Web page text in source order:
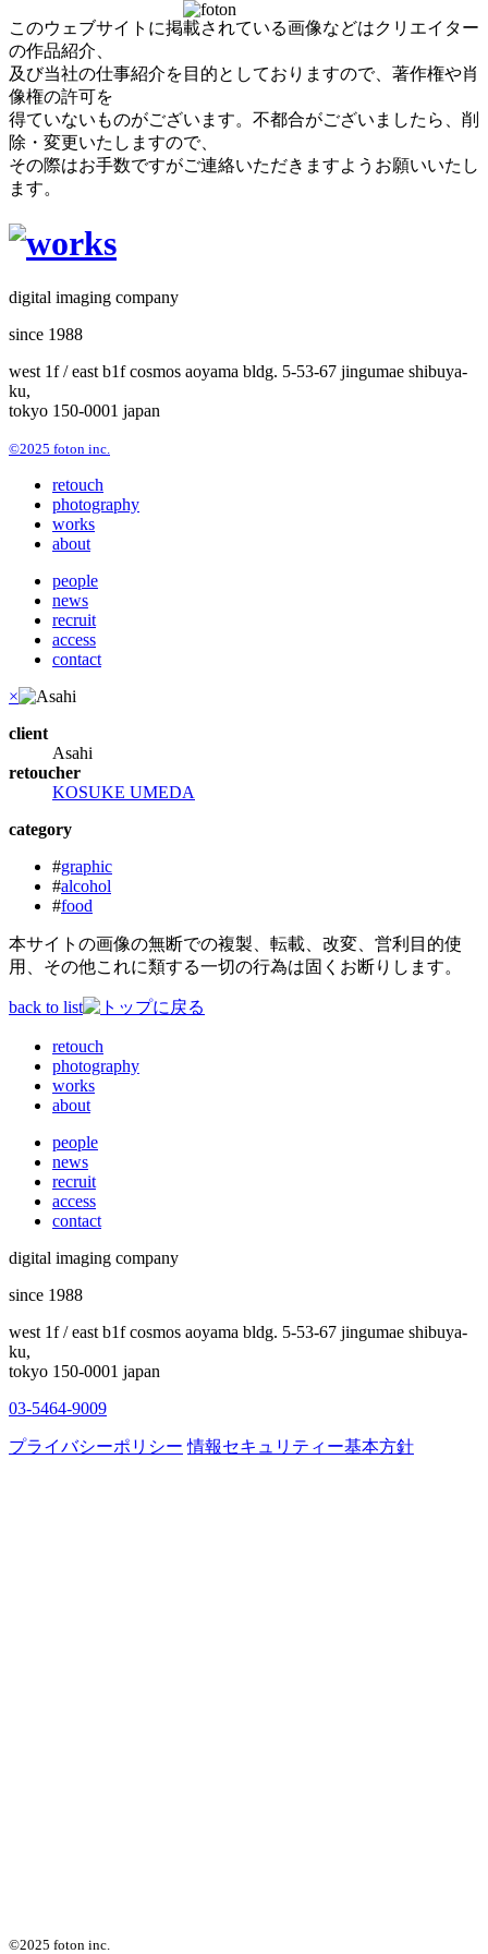
このウェブサイトに掲載されている画像などはクリエイター
の作品紹介、
及び当社の仕事紹介を目的としておりますので、著作権や肖
像権の許可を
得ていないものがございます。不都合がございましたら、削
除・変更いたしますので、
その際はお手数ですがご連絡いただきますようお願いいたし
ます。
digital imaging company
since 1988
west 1f / east b1f cosmos aoyama bldg. 5-53-67 jingumae shibuya-
ku,
tokyo 150-0001 japan
©2025 foton inc.
retouch
photography
works
about
people
news
recruit
access
contact
×
client
Asahi
retoucher
KOSUKE UMEDA
category
#graphic
#alcohol
#food
本サイトの画像の無断での複製、転載、改変、営利目的使
用、その他これに類する一切の行為は固くお断りします。
back to list
retouch
photography
works
about
people
news
recruit
access
contact
digital imaging company
since 1988
west 1f / east b1f cosmos aoyama bldg. 5-53-67 jingumae shibuya-
ku,
tokyo 150-0001 japan
03-5464-9009
プライバシーポリシー 情報セキュリティー基本方針
©2025 foton inc.